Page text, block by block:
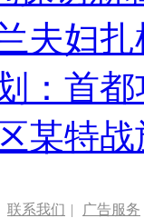
夫妇
：首
某特
联系我们 | 广告服务